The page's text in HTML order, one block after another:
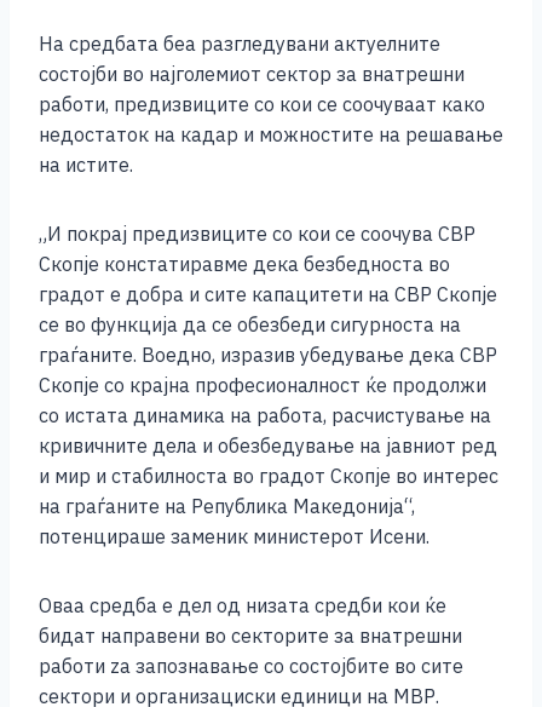
o
o
k
g
er
p
p
n
k
На средбата беа разгледувани актуелните
состојби во најголемиот сектор за внатрешни
работи, предизвиците со кои се соочуваат како
недостаток на кадар и можностите на решавање
на истите.
„И покрај предизвиците со кои се соочува СВР
Скопје констатиравме дека безбедноста во
градот е добра и сите капацитети на СВР Скопје
се во функција да се обезбеди сигурноста на
граѓаните. Воедно, изразив убедување дека СВР
Скопје со крајна професионалност ќе продолжи
со истата динамика на работа, расчистување на
кривичните дела и обезбедување на јавниот ред
и мир и стабилноста во градот Скопје во интерес
на граѓаните на Република Македонија“,
потенцираше заменик министерот Исени.
Оваа средба е дел од низата средби кои ќе
бидат направени во секторите за внатрешни
работи za запознавање со состојбите во сите
сектори и организациски единици на МВР.